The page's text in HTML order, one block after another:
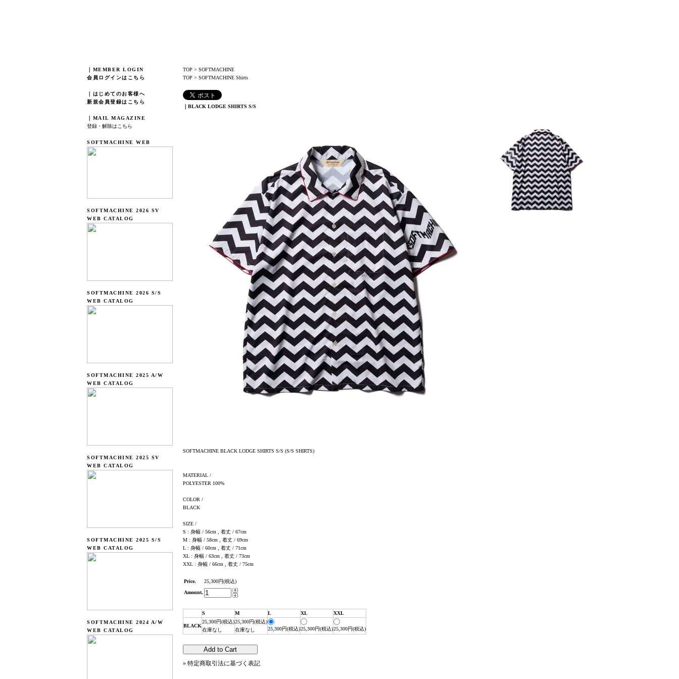
｜MEMBER LOGIN
会員ログインはこちら
｜はじめてのお客様へ
新規会員登録はこちら
｜MAIL MAGAZINE
登録・解除はこちら
SOFTMACHINE WEB
SOFTMACHINE 2026 SV
WEB CATALOG
SOFTMACHINE 2026 S/S
WEB CATALOG
SOFTMACHINE 2025 A/W
WEB CATALOG
SOFTMACHINE 2025 SV
WEB CATALOG
SOFTMACHINE 2025 S/S
WEB CATALOG
SOFTMACHINE 2024 A/W
WEB CATALOG
TOP > SOFTMACHINE
TOP > SOFTMACHINE Shirts
｜BLACK LODGE SHIRTS S/S
SOFTMACHINE BLACK LODGE SHIRTS S/S (S/S SHIRTS)
MATERIAL /
POLYESTER 100%
COLOR /
BLACK
SIZE /
S : 身幅 / 56cm , 着丈 / 67cm
M : 身幅 / 58cm , 着丈 / 69cm
L : 身幅 / 60cm , 着丈 / 71cm
XL : 身幅 / 63cm , 着丈 / 73cm
XXL : 身幅 / 66cm , 着丈 / 75cm
Price.
25,300円(税込)
Amount.
S M L XL XXL
BLACK
25,300円(税込)
在庫なし
25,300円(税込)
在庫なし
25,300円(税込)25,300円(税込)25,300円(税込)
» 特定商取引法に基づく表記